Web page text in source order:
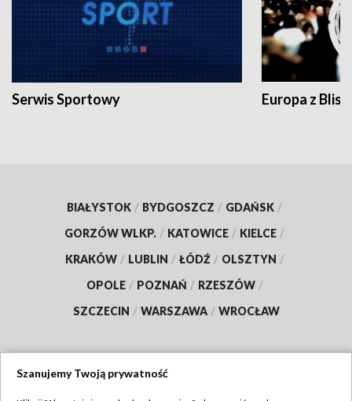
Serwis Sportowy Europa z
BIAŁYSTOK / BYDGOSZCZ / GDAŃSK /
GORZÓW WLKP. / KATOWICE / KIELCE /
KRAKÓW / LUBLIN / ŁÓDŹ / OLSZTYN /
OPOLE / POZNAŃ / RZESZÓW /
SZCZECIN / WARSZAWA / WROCŁAW
Szanujemy Twoją prywatność